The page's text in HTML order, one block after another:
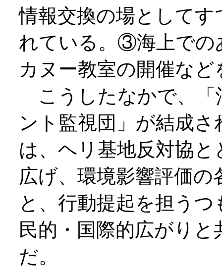
情報交換の場として
れている。③海上での
カヌー教室の開催な
こうしたなかで、「
ント監視団」が結成
は、ヘリ基地反対協
広げ、環境影響評価
と、行動提起を担う
民的・国際的広がり
だ。